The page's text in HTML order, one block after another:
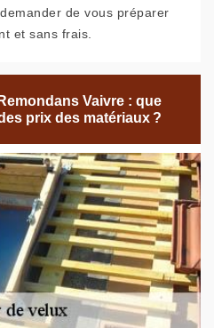
de vous préparer
et sans frais.
Vaivre : que
prix des matériaux ?